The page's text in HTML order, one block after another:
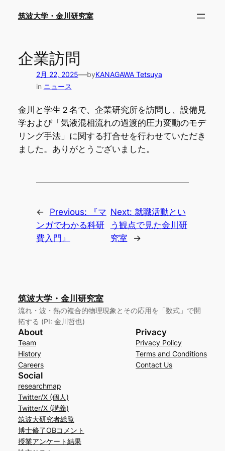
筑波大学・金川研究室
企業訪問
2月 22, 2025—byKANAGAWA Tetsuya
in ニュース
金川と学生２名で、企業研究所を訪問し、設備見
学および「気液混相流れの過渡的圧力変動のモデ
リング手法」に関する打合せを行わせていただき
ました。ありがとうございました。
← Previous:
『マ
ンガでわかる科研
費入門』
Next: 就職活動とい
う観点で見た金川研
究室
→
筑波大学・金川研究室
流れ・波・熱の複合的物理現象とその応用を「数式」で開
拓する (PI: 金川哲也)
About
Team
History
Careers
Privacy
Privacy Policy
Terms and Conditions
Contact Us
Social
researchmap
Twitter/X (個人)
Twitter/X (講義)
筑波大研究者総覧
博士修了OBコメント
授業アンケート結果